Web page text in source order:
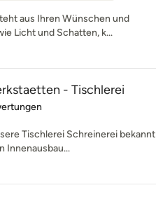
aus Ihren Wünschen und
Licht und Schatten, k...
- Tischlerei
5 von 5 Sternen
Tischlerei Schreinerei bekannt
Innenausbau...